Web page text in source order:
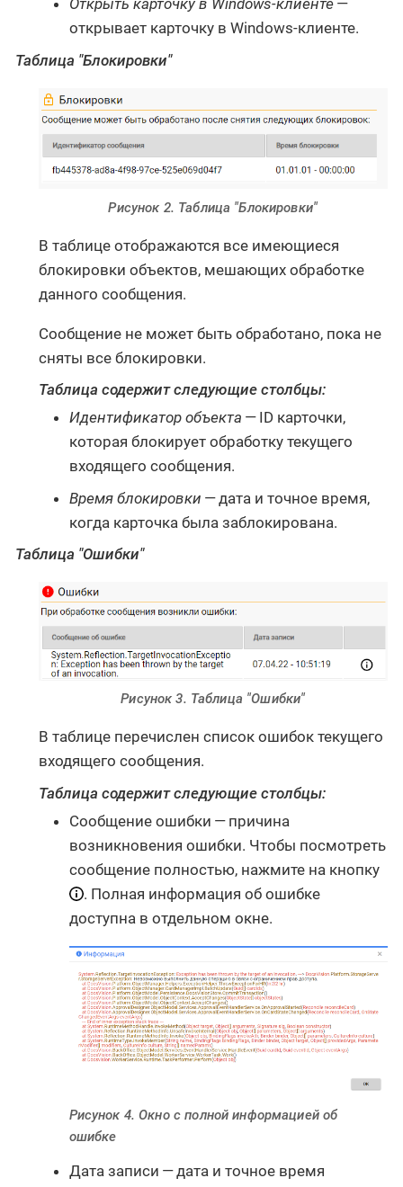
Открыть карточку в Windows-клиенте—
открывает карточку в Windows-клиенте.
Таблица "Блокировки"
Рисунок 2. Таблица "Блокировки"
В таблице отображаются все имеющиеся
блокировки объектов, мешающих обработке
данного сообщения.
Сообщение не может быть обработано, пока не
сняты все блокировки.
Таблица содержит следующие столбцы:
Идентификатор объекта — ID карточки,
которая блокирует обработку текущего
входящего сообщения.
Время блокировки — дата и точное время,
когда карточка была заблокирована.
Таблица "Ошибки"
Рисунок 3. Таблица "Ошибки"
В таблице перечислен список ошибок текущего
входящего сообщения.
Таблица содержит следующие столбцы:
Сообщение ошибки — причина
возникновения ошибки. Чтобы посмотреть
сообщение полностью, нажмите на кнопку
. Полная информация об ошибке
доступна в отдельном окне.
Рисунок 4. Окно с полной информацией об
ошибке
Дата записи — дата и точное время